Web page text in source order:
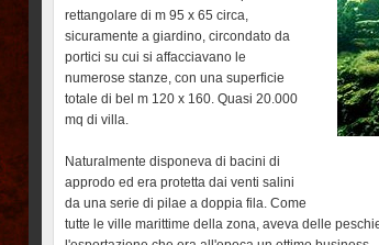
rettangolare di m 95 x 65 circa,
sicuramente a giardino, circondato da
portici su cui si affacciavano le
numerose stanze, con una superficie
totale di bel m 120 x 160. Quasi 20.000
mq di villa.
Naturalmente disponeva di bacini di
approdo ed era protetta dai venti salini
da una serie di pilae a doppia fila. Come
tutte le ville marittime della zona, aveva delle